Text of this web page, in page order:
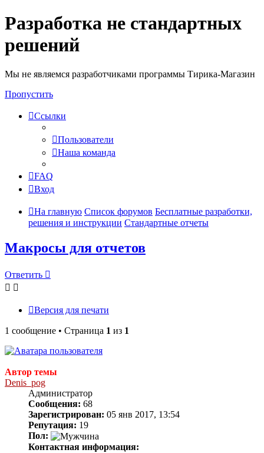
Разработка не стандартных
решений
Мы не являемся разработчиками программы Тирика-Магазин
Пропустить
Ссылки
Пользователи
Наша команда
FAQ
Вход
На главную Список форумов Бесплатные разработки,
решения и инструкции Стандартные отчеты
Макросы для отчетов
Ответить
Версия для печати
1 сообщение • Страница 1 из 1
Автор темы
Denis_pog
Администратор
Сообщения: 68
Зарегистрирован: 05 янв 2017, 13:54
Репутация: 19
Пол:
Контактная информация: